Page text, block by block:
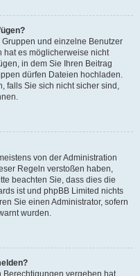
und einzelne Benutzer
hat es möglicherweise nicht
in dem Sie Ihren Beitrag
dürfen Dateien hochladen.
falls Sie sich nicht sicher sind,
von der Administration
Regeln verstoßen haben,
beachten Sie, dass dies die
ist und phpBB Limited nichts
Sie einen Administrator, sofern
wurden.
vergeben hat,